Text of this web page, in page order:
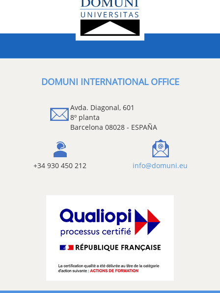
DOMUNI INTERNATIONAL OFFICE
Avda. Diagonal, 601
8º planta
Barcelona 08028 - ESPAÑA
+34 930 450 212 info@domuni.eu